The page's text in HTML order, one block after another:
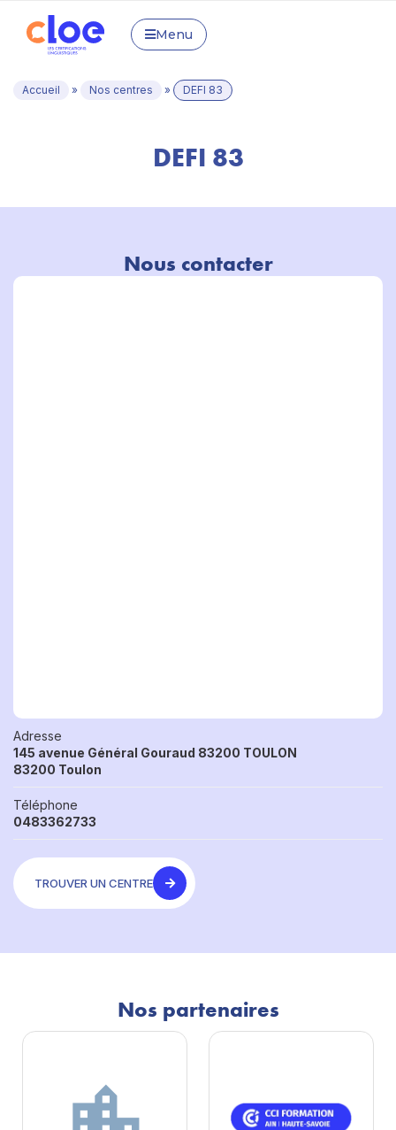
Menu
Accueil » Nos centres » DEFI 83
DEFI 83
Nous contacter
Adresse
145 avenue Général Gouraud 83200 TOULON
83200 Toulon
Téléphone
0483362733
TROUVER UN CENTRE
Nos partenaires